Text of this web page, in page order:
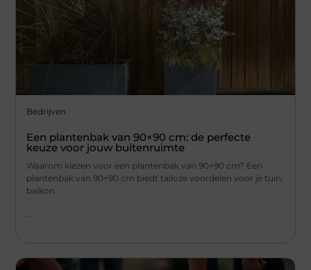
Bedrijven
Een plantenbak van 90×90 cm: de perfecte
keuze voor jouw buitenruimte
Waarom kiezen voor een plantenbak van 90×90 cm? Een
plantenbak van 90×90 cm biedt talloze voordelen voor je tuin,
balkon